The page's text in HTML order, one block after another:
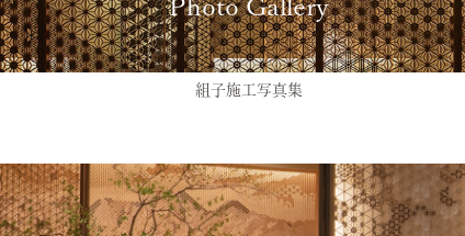
Photo Gallery
組子施工写真集